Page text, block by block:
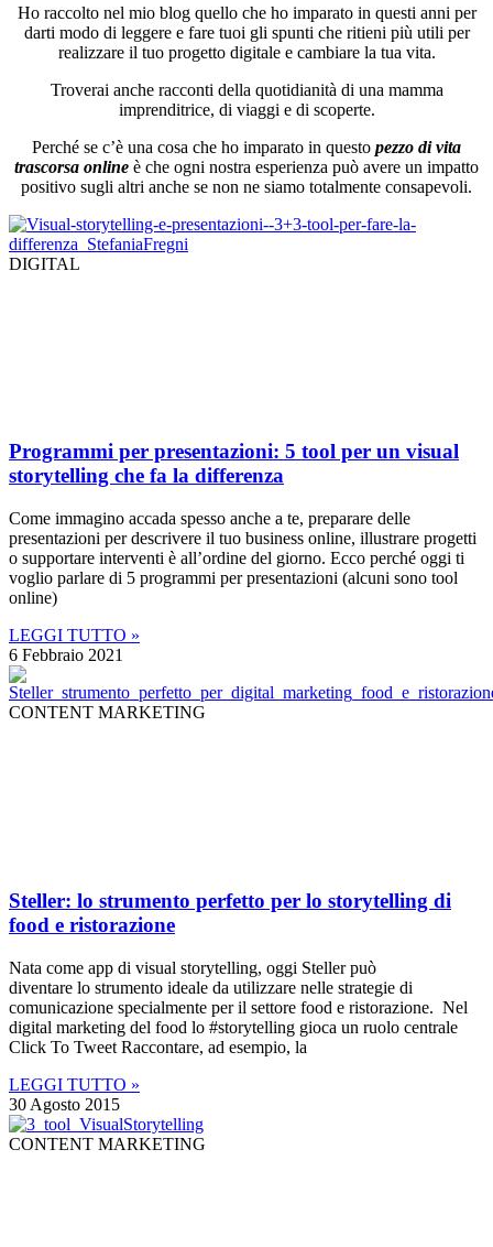
Ho raccolto nel mio blog quello che ho imparato in questi anni per
darti modo di leggere e fare tuoi gli spunti che ritieni più utili per
realizzare il tuo progetto digitale e cambiare la tua vita.
Troverai anche racconti della quotidianità di una mamma
imprenditrice, di viaggi e di scoperte.
Perché se c’è una cosa che ho imparato in questo pezzo di vita
trascorsa online è che ogni nostra esperienza può avere un impatto
positivo sugli altri anche se non ne siamo totalmente consapevoli.
DIGITAL
Programmi per presentazioni: 5 tool per un visual
storytelling che fa la differenza
Come immagino accada spesso anche a te, preparare delle
presentazioni per descrivere il tuo business online, illustrare progetti
o supportare interventi è all’ordine del giorno. Ecco perché oggi ti
voglio parlare di 5 programmi per presentazioni (alcuni sono tool
online)
LEGGI TUTTO »
6 Febbraio 2021
CONTENT MARKETING
Steller: lo strumento perfetto per lo storytelling di
food e ristorazione
Nata come app di visual storytelling, oggi Steller può
diventare lo strumento ideale da utilizzare nelle strategie di
comunicazione specialmente per il settore food e ristorazione. Nel
digital marketing del food lo #storytelling gioca un ruolo centrale
Click To Tweet Raccontare, ad esempio, la
LEGGI TUTTO »
30 Agosto 2015
CONTENT MARKETING